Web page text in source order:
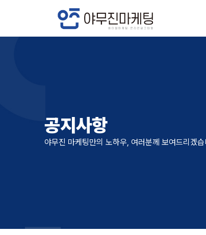
공지사항
공지사항
야무진 마케팅만의 노하우, 여러분께 보여드리겠습